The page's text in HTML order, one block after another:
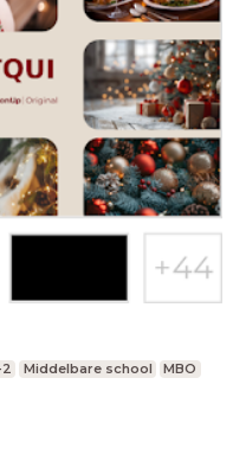
Middelbare school
MBO